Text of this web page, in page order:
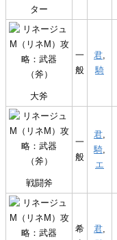
ター
大斧
一
般
君
騎
戦闘斧
一
般
君
騎
エ
希
君